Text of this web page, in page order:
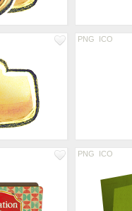
PNG ICO
PNG ICO